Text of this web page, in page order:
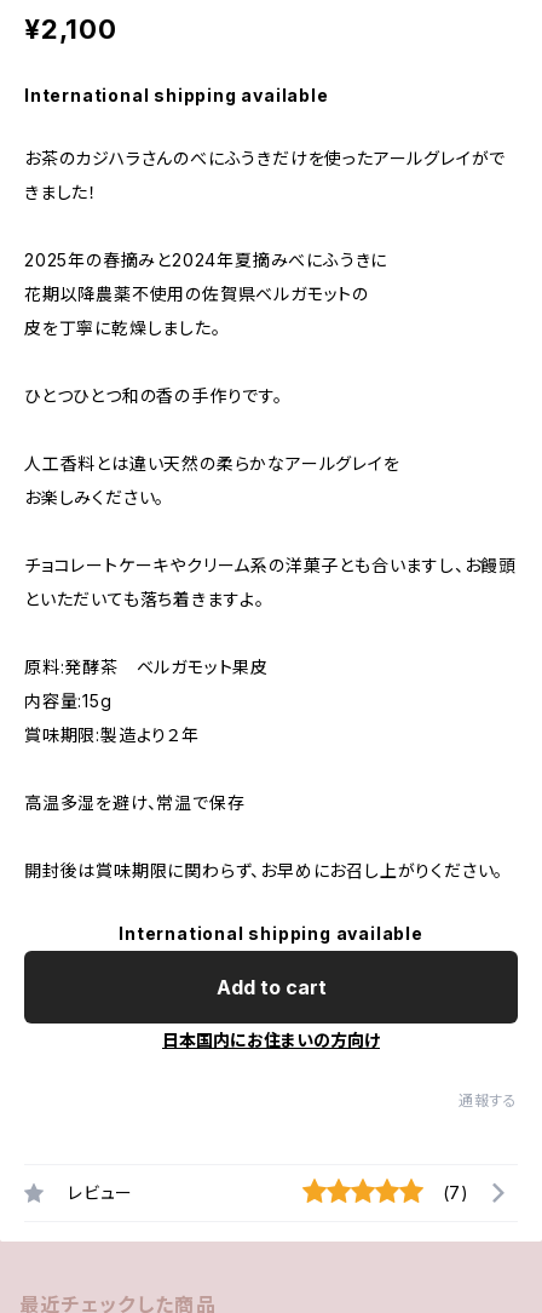
¥2,100
International shipping available
お茶のカジハラさんのべにふうきだけを使ったアールグレイがで
きました！
2025年の春摘みと2024年夏摘みべにふうきに
花期以降農薬不使用の佐賀県ベルガモットの
皮を丁寧に乾燥しました。
ひとつひとつ和の香の手作りです。
人工香料とは違い天然の柔らかなアールグレイを
お楽しみください。
チョコレートケーキやクリーム系の洋菓子とも合いますし、お饅頭
といただいても落ち着きますよ。
原料:発酵茶 ベルガモット果皮
内容量:15g
賞味期限:製造より２年
高温多湿を避け、常温で保存
開封後は賞味期限に関わらず、お早めにお召し上がりください。
International shipping available
Add to cart
日本国内にお住まいの方向け
通報する
レビュー (7)
最近チェックした商品